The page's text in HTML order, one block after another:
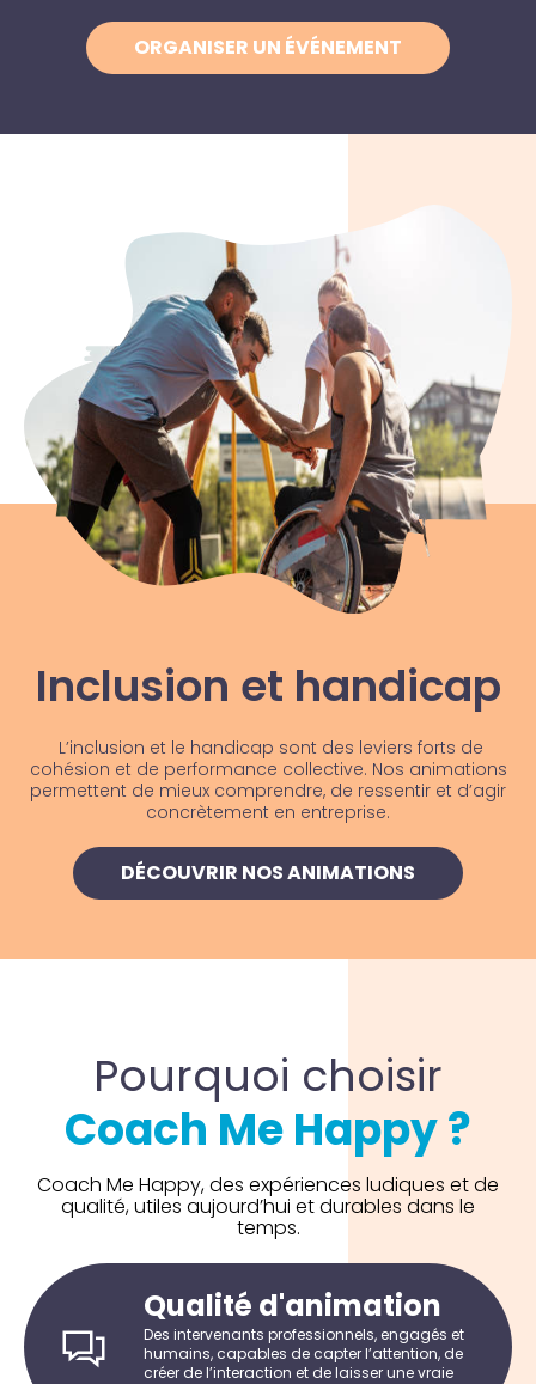
ORGANISER UN ÉVÉNEMENT
Inclusion et handicap
L’inclusion et le handicap sont des leviers forts de
cohésion et de performance collective. Nos animations
permettent de mieux comprendre, de ressentir et d’agir
concrètement en entreprise.
DÉCOUVRIR NOS ANIMATIONS
Pourquoi choisir
Coach Me Happy ?
Coach Me Happy, des expériences ludiques et de
qualité, utiles aujourd’hui et durables dans le
temps.
Qualité d'animation
Des intervenants professionnels, engagés et
humains, capables de capter l’attention, de
créer de l’interaction et de laisser une vraie